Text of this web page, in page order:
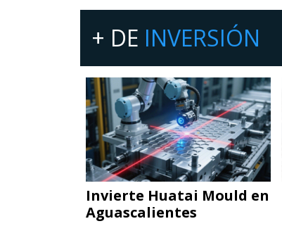
+ DE INVERSIÓN
Invierte Huatai Mould en
Aguascalientes